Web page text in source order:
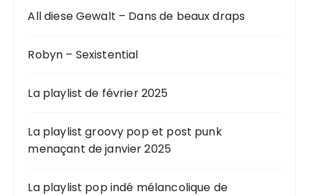
All diese Gewalt – Dans de beaux draps
Robyn – Sexistential
La playlist de février 2025
La playlist groovy pop et post punk
menaçant de janvier 2025
La playlist pop indé mélancolique de